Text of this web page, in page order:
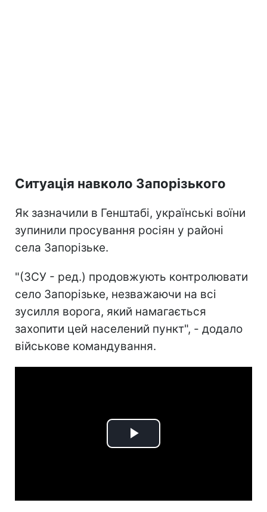
Ситуація навколо Запорізького
Як зазначили в Генштабі, українські воїни
зупинили просування росіян у районі
села Запорізьке.
"(ЗСУ - ред.) продовжують контролювати
село Запорізьке, незважаючи на всі
зусилля ворога, який намагається
захопити цей населений пункт", - додало
військове командування.
Play